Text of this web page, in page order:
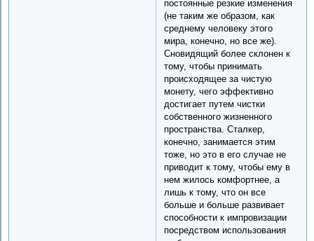
постоянные резкие изменения
(не таким же образом, как
среднему человеку этого
мира, конечно, но все же).
Сновидящий более склонен к
тому, чтобы принимать
происходящее за чистую
монету, чего эффективно
достигает путем чистки
собственного жизненного
пространства. Сталкер,
конечно, занимается этим
тоже, но это в его случае не
приводит к тому, чтобы ему в
нем жилось комфортнее, а
лишь к тому, что он все
больше и больше развивает
способности к импровизации
посредством использования